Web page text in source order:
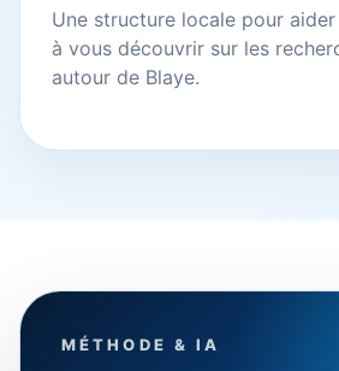
Une structure locale pour
à vous découvrir sur les
autour de Blaye.
MÉTHODE & IA